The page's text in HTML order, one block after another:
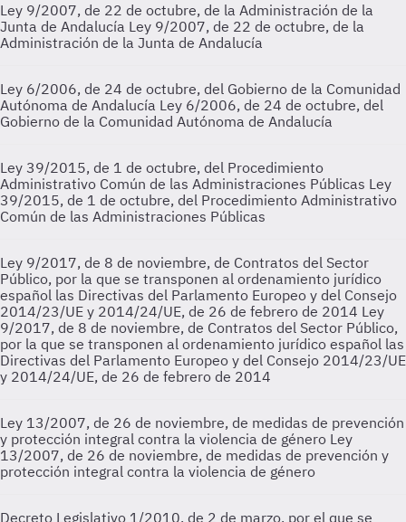
Ley 9/2007, de 22 de octubre, de la Administración de la
Junta de Andalucía Ley 9/2007, de 22 de octubre, de la
Administración de la Junta de Andalucía
Ley 6/2006, de 24 de octubre, del Gobierno de la Comunidad
Autónoma de Andalucía Ley 6/2006, de 24 de octubre, del
Gobierno de la Comunidad Autónoma de Andalucía
Ley 39/2015, de 1 de octubre, del Procedimiento
Administrativo Común de las Administraciones Públicas Ley
39/2015, de 1 de octubre, del Procedimiento Administrativo
Común de las Administraciones Públicas
Ley 9/2017, de 8 de noviembre, de Contratos del Sector
Público, por la que se transponen al ordenamiento jurídico
español las Directivas del Parlamento Europeo y del Consejo
2014/23/UE y 2014/24/UE, de 26 de febrero de 2014 Ley
9/2017, de 8 de noviembre, de Contratos del Sector Público,
por la que se transponen al ordenamiento jurídico español las
Directivas del Parlamento Europeo y del Consejo 2014/23/UE
y 2014/24/UE, de 26 de febrero de 2014
Ley 13/2007, de 26 de noviembre, de medidas de prevención
y protección integral contra la violencia de género Ley
13/2007, de 26 de noviembre, de medidas de prevención y
protección integral contra la violencia de género
Decreto Legislativo 1/2010, de 2 de marzo, por el que se